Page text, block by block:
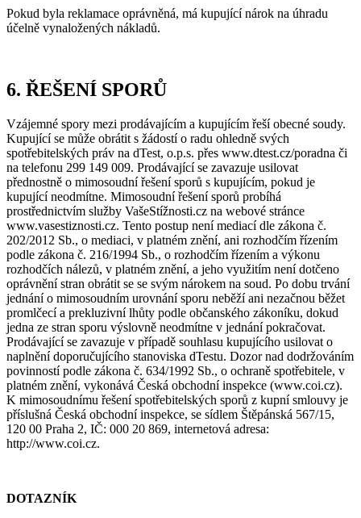
Pokud byla reklamace oprávněná, má kupující nárok na úhradu
účelně vynaložených nákladů.
6. ŘEŠENÍ SPORŮ
Vzájemné spory mezi prodávajícím a kupujícím řeší obecné soudy.
Kupující se může obrátit s žádostí o radu ohledně svých
spotřebitelských práv na dTest, o.p.s. přes www.dtest.cz/poradna či
na telefonu 299 149 009. Prodávající se zavazuje usilovat
přednostně o mimosoudní řešení sporů s kupujícím, pokud je
kupující neodmítne. Mimosoudní řešení sporů probíhá
prostřednictvím služby VašeStížnosti.cz na webové stránce
www.vasestiznosti.cz. Tento postup není mediací dle zákona č.
202/2012 Sb., o mediaci, v platném znění, ani rozhodčím řízením
podle zákona č. 216/1994 Sb., o rozhodčím řízením a výkonu
rozhodčích nálezů, v platném znění, a jeho využitím není dotčeno
oprávnění stran obrátit se se svým nárokem na soud. Po dobu trvání
jednání o mimosoudním urovnání sporu neběží ani nezačnou běžet
promlčecí a prekluzivní lhůty podle občanského zákoníku, dokud
jedna ze stran sporu výslovně neodmítne v jednání pokračovat.
Prodávající se zavazuje v případě souhlasu kupujícího usilovat o
naplnění doporučujícího stanoviska dTestu. Dozor nad dodržováním
povinností podle zákona č. 634/1992 Sb., o ochraně spotřebitele, v
platném znění, vykonává Česká obchodní inspekce (www.coi.cz).
K mimosoudnímu řešení spotřebitelských sporů z kupní smlouvy je
příslušná Česká obchodní inspekce, se sídlem Štěpánská 567/15,
120 00 Praha 2, IČ: 000 20 869, internetová adresa:
http://www.coi.cz.
DOTAZNÍK